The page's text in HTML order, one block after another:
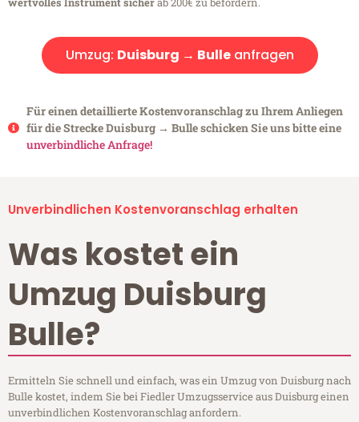
Umzug: Duisburg → Bulleanfragen
Für einen detaillierte Kostenvoranschlag zu Ihrem Anliegen
für die Strecke Duisburg → Bulle schicken Sie uns bitte eine
unverbindliche Anfrage!
Unverbindlichen Kostenvoranschlag erhalten
Was kostet ein
Umzug Duisburg
Bulle?
Ermitteln Sie schnell und einfach, was ein Umzug von Duisburg nach
Bulle kostet, indem Sie bei Fiedler Umzugsservice aus Duisburg einen
unverbindlichen Kostenvoranschlag anfordern.